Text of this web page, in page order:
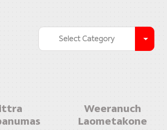
Select Category
Weeranuch
Laometakone